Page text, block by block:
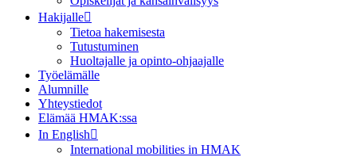
Hakijalle
Tietoa hakemisesta
Tutustuminen
Huoltajalle ja opinto-ohjaajalle
Työelämälle
Alumnille
Yhteystiedot
Elämää HMAK:ssa
In English
International mobilities in HMAK